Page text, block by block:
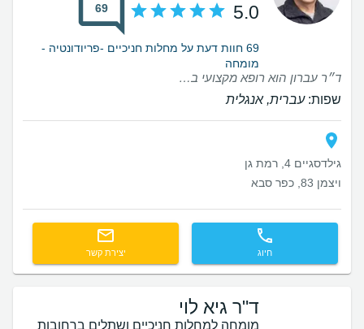
5.0
69
69 חוות דעת על מחלות חניכיים -פריודונטיה -
מומחה
ד״ר עברון הוא רופא מקצועי ברמה הגבוהה ביותר. משרה תחושה טובה ובטחון, סבלני ויסודי. זמין ונגיש לכל שאלה. תודה רבה!
שפות:עברית, אנגלית
גילדסגיים 4, רמת גן
ויצמן 83, כפר סבא
חיוג יצירת קשר
ד"ר גיא לוי
מומחה למחלות חניכיים ושתלים ברחובות